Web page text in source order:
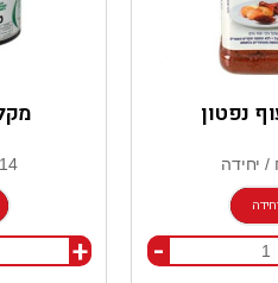
נפטון
יחידה
-
+